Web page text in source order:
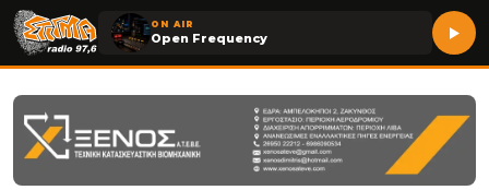
ON AIR
Open Frequency